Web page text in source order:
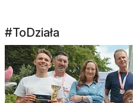
#ToDziała